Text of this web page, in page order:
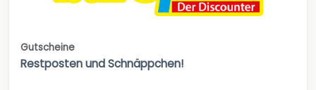
Gutscheine
Restposten und Schnäppchen!